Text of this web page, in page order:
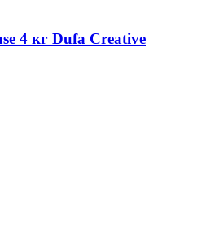
4 кг Dufa Creative